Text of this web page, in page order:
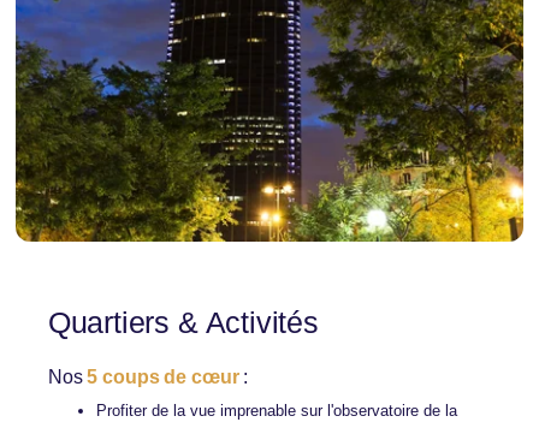
Quartiers & Activités
Nos5 coups de cœur:
Profiter de la vue imprenable sur l'observatoire de la